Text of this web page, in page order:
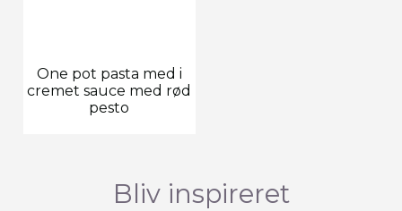
One pot pasta med i
cremet sauce med rød
pesto
Bliv inspireret